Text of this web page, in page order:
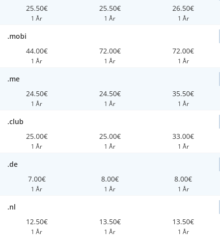
25.50€
1 År
25.50€
1 År
26.50€
1 År
.mobi
44.00€
1 År
72.00€
1 År
72.00€
1 År
.me
24.50€
1 År
24.50€
1 År
35.50€
1 År
.club
25.00€
1 År
25.00€
1 År
33.00€
1 År
.de
7.00€
1 År
8.00€
1 År
8.00€
1 År
.nl
12.50€
1 År
13.50€
1 År
13.50€
1 År